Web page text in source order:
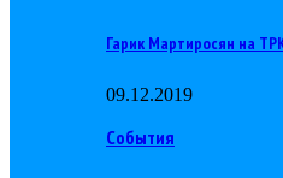
Гарик Мартиросян на
09.12.2019
События